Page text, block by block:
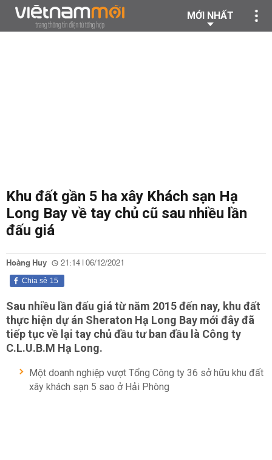
MỚI NHẤT
Khu đất gần 5 ha xây Khách sạn Hạ
Long Bay về tay chủ cũ sau nhiều lần
đấu giá
Hoàng Huy 21:14 | 06/12/2021
15
Chia sẻ
Sau nhiều lần đấu giá từ năm 2015 đến nay, khu đất
thực hiện dự án Sheraton Hạ Long Bay mới đây đã
tiếp tục về lại tay chủ đầu tư ban đầu là Công ty
C.L.U.B.M Hạ Long.
Một doanh nghiệp vượt Tổng Công ty 36 sở hữu khu đất
xây khách sạn 5 sao ở Hải Phòng